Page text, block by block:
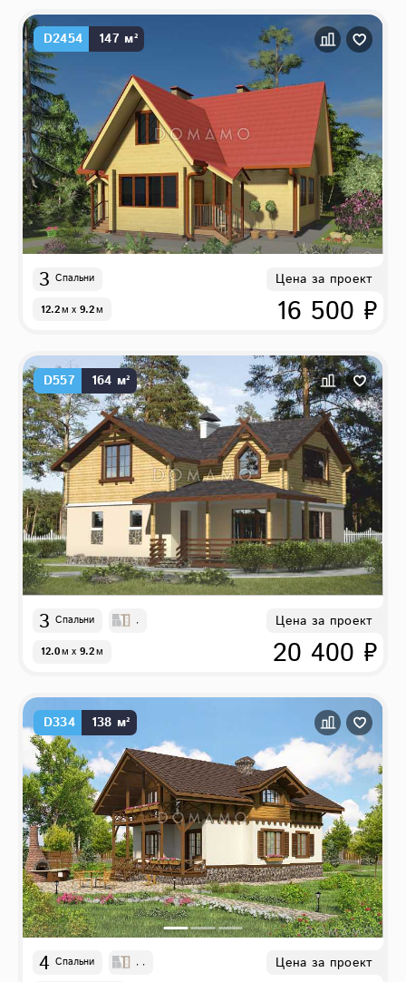
D2454 147 м²
3 Спальни
12.2м x 9.2м
Цена за проект
16 500 ₽
D557 164 м²
3 Спальни ,
12.0м x 9.2м
Цена за проект
20 400 ₽
D334 138 м²
4 Спальни , , Цена за проект